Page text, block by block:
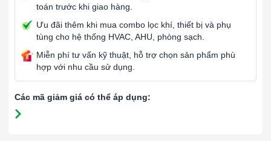
toán trước khi giao hàng.
Ưu đãi thêm khi mua combo lọc khí, thiết bị và phụ
tùng cho hệ thống HVAC, AHU, phòng sạch.
Miễn phí tư vấn kỹ thuật, hỗ trợ chọn sản phẩm phù
hợp với nhu cầu sử dụng.
Các mã giảm giá có thể áp dụng: